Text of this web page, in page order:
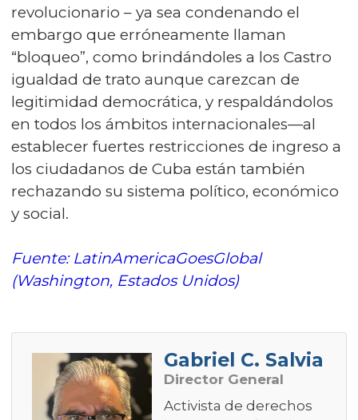
revolucionario – ya sea condenando el
embargo que erróneamente llaman
“bloqueo”, como brindándoles a los Castro
igualdad de trato aunque carezcan de
legitimidad democrática, y respaldándolos
en todos los ámbitos internacionales—al
establecer fuertes restricciones de ingreso a
los ciudadanos de Cuba están también
rechazando su sistema político, económico
y social.
Fuente: LatinAmericaGoesGlobal
(Washington, Estados Unidos)
Gabriel C. Salvia
Director General
Activista de derechos